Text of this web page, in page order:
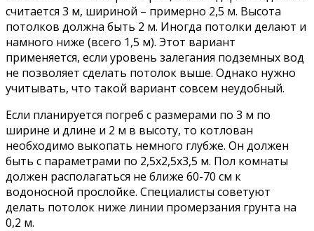
считается 3 м, шириной – примерно 2,5 м. Высота
потолков должна быть 2 м. Иногда потолки делают и
намного ниже (всего 1,5 м). Этот вариант
применяется, если уровень залегания подземных вод
не позволяет сделать потолок выше. Однако нужно
учитывать, что такой вариант совсем неудобный.
Если планируется погреб с размерами по 3 м по
ширине и длине и 2 м в высоту, то котлован
необходимо выкопать немного глубже. Он должен
быть с параметрами по 2,5х2,5х3,5 м. Пол комнаты
должен располагаться не ближе 60-70 см к
водоносной прослойке. Специалисты советуют
делать потолок ниже линии промерзания грунта на
0,2 м.